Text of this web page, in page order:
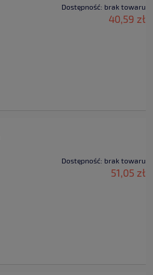
Dostępność: brak towaru
40,59 zł
Dostępność: brak towaru
51,05 zł